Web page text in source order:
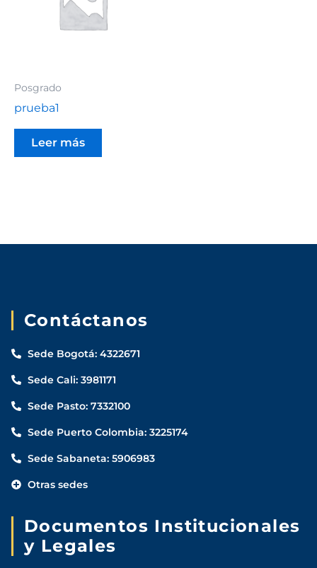
Posgrado
prueba1
Leer más
Contáctanos
Sede Bogotá: 4322671
Sede Cali: 3981171
Sede Pasto: 7332100
Sede Puerto Colombia: 3225174
Sede Sabaneta: 5906983
Otras sedes
Documentos Institucionales
y Legales